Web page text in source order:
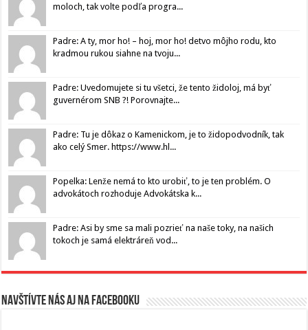
moloch, tak volte podľa progra...
Padre: A ty, mor ho! – hoj, mor ho! detvo môjho rodu, kto
kradmou rukou siahne na tvoju...
Padre: Uvedomujete si tu všetci, že tento židoloj, má byť
guvernérom SNB ?! Porovnajte...
Padre: Tu je dôkaz o Kamenickom, je to židopodvodník, tak
ako celý Smer. https://www.hl...
Popelka: Lenže nemá to kto urobiť, to je ten problém. O
advokátoch rozhoduje Advokátska k...
Padre: Asi by sme sa mali pozrieť na naše toky, na našich
tokoch je samá elektráreň vod...
Navštívte nás aj na Facebooku